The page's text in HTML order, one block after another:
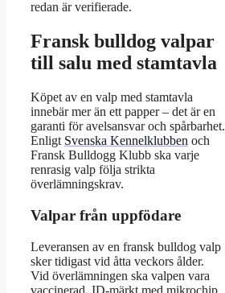
redan är verifierade.
Fransk bulldog valpar
till salu med stamtavla
Köpet av en valp med stamtavla
innebär mer än ett papper – det är en
garanti för avelsansvar och spårbarhet.
Enligt Svenska Kennelklubben och
Fransk Bulldogg Klubb ska varje
renrasig valp följa strikta
överlämningskrav.
Valpar från uppfödare
Leveransen av en fransk bulldog valp
sker tidigast vid åtta veckors ålder.
Vid överlämningen ska valpen vara
vaccinerad, ID-märkt med mikrochip